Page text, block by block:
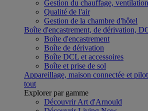
Gestion du chauffage,
Qualité de l'air
Gestion de la chambre d'hôtel
Boîte d'encastrement, de dérivation,
Boîte d'encastrement
Boîte de dérivation
Boîte DCL et accessoires
Boîte et prise de sol
Appareillage, maison connectée et
tout
Explorer par gamme
Découvrir Art d'Arnould